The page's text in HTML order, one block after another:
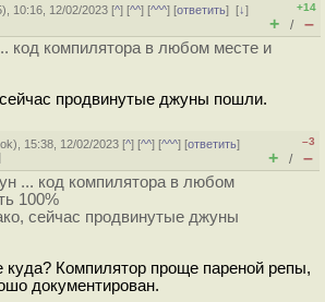
), 10:16, 12/02/2023 [^] [^^] [^^^] [ответить][↓]
+14
+ / –
код компилятора в любом месте и
продвинутые джуны пошли.
ok), 15:38, 12/02/2023 [^] [^^] [^^^] [ответить]
–3
+ / –
... код компилятора в любом
100%
сейчас продвинутые джуны
куда? Компилятор проще пареной репы,
документирован.